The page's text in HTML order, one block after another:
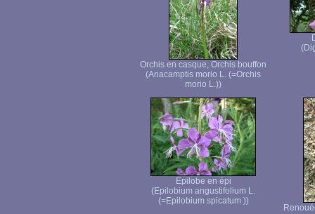
Orchis en casque, Orchis bouffon
(Anacamptis morio L. (=Orchis
morio L.))
Epilobe en épi
(Epilobium angustifolium L.
(=Epilobium spicatum ))